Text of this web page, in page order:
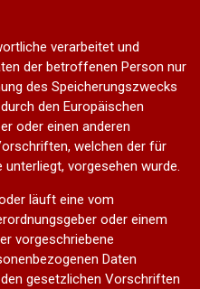
verarbeitet und
der betroffenen Person nur
des Speicherungszwecks
den Europäischen
oder einen anderen
welchen der für
vorgesehen wurde.
läuft eine vom
oder einem
vorgeschriebene
Daten
gesetzlichen Vorschriften